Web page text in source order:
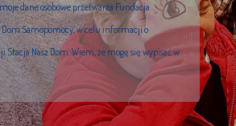
dane osobowe przetwarza Fundacja
Dom Samopomocy, w celu informacji o
Stacja Nasz Dom. Wiem, że mogę się wypisać w